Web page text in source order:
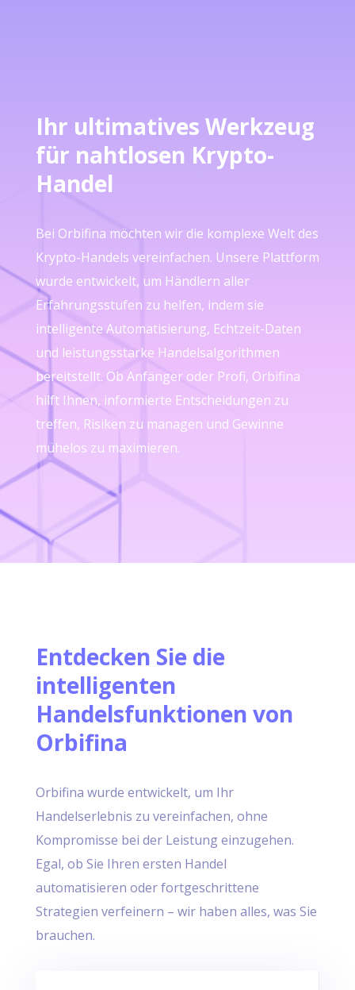
Ihr ultimatives Werkzeug
für nahtlosen Krypto-
Handel
Bei Orbifina möchten wir die komplexe Welt des
Krypto-Handels vereinfachen. Unsere Plattform
wurde entwickelt, um Händlern aller
Erfahrungsstufen zu helfen, indem sie
intelligente Automatisierung, Echtzeit-Daten
und leistungsstarke Handelsalgorithmen
bereitstellt. Ob Anfänger oder Profi, Orbifina
hilft Ihnen, informierte Entscheidungen zu
treffen, Risiken zu managen und Gewinne
mühelos zu maximieren.
Entdecken Sie die
intelligenten
Handelsfunktionen von
Orbifina
Orbifina wurde entwickelt, um Ihr
Handelserlebnis zu vereinfachen, ohne
Kompromisse bei der Leistung einzugehen.
Egal, ob Sie Ihren ersten Handel
automatisieren oder fortgeschrittene
Strategien verfeinern – wir haben alles, was Sie
brauchen.